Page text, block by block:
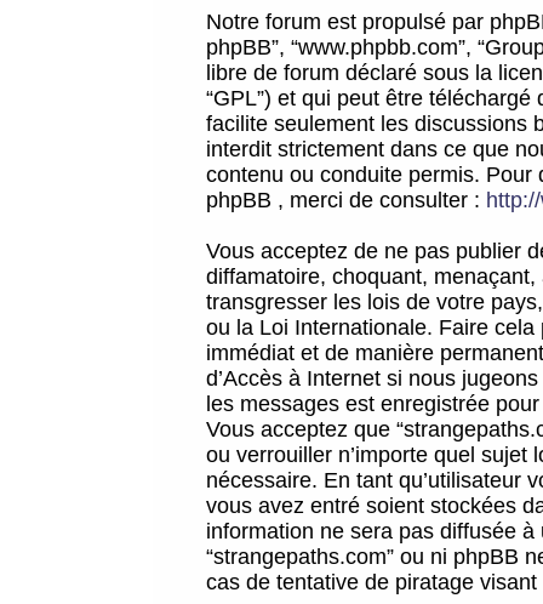
Notre forum est propulsé par
phpBB”, “www.phpbb.com”,
libre de forum déclaré sous la
“GPL”) et qui peut être téléchargé
facilite seulement les discussions
interdit strictement dans ce que
contenu ou conduite permis.
phpBB , merci de consulter :
Vous acceptez de ne pas publier
diffamatoire, choquant,
transgresser les lois de votre
ou la Loi Internationale. Faire
immédiat et de manière
d’Accès à Internet si nous
les messages est enregistrée
Vous acceptez que
ou verrouiller n’importe quel sujet
nécessaire. En tant qu’utilisateur
vous avez entré soient stockées
information ne sera pas diffusée
“strangepaths.com” ou ni phpBB
cas de tentative de piratage